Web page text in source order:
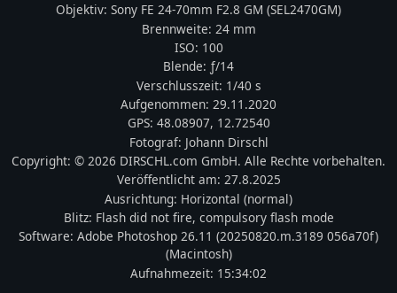
Objektiv: Sony FE 24-70mm F2.8 GM (SEL2470GM)
Brennweite: 24mm
ISO: 100
Blende: ƒ/14
Verschlusszeit: 1/40 s
Aufgenommen: 29.11.2020
GPS: 48.08907, 12.72540
Fotograf: Johann Dirschl
Copyright: © 2026 DIRSCHL.com GmbH. Alle Rechte vorbehalten.
Veröffentlicht am: 27.8.2025
Ausrichtung: Horizontal (normal)
Blitz: Flash did not fire, compulsory flash mode
Software: Adobe Photoshop 26.11 (20250820.m.3189 056a70f)
(Macintosh)
Aufnahmezeit: 15:34:02